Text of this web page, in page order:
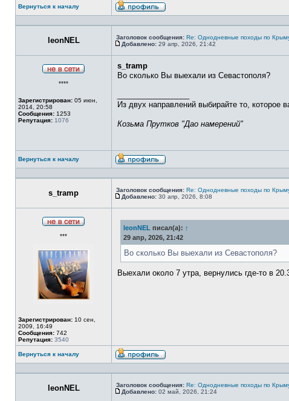
Вернуться к началу
Профиль
leonNEL Заголовок сообщения: Re: Однодневные походы по
Сообщение
Добавлено: 29 апр, 2026, 21:42
****
Зарегистрирован: 05 июн,
2014, 20:58
Сообщения: 1253
Репутация: 1076
s_tramp
Во сколько Вы выехали из Севастополя?
Из двух направлений выбирайте то, которое
Козьма Прутков "Дао намерений"
Вернуться к началу
Профиль
s_tramp Заголовок сообщения: Re: Однодневные походы по
Сообщение
Добавлено: 30 апр, 2026, 8:08
***
Зарегистрирован: 10 сен,
2009, 16:49
Сообщения: 742
Репутация: 3540
leonNEL писал(а): ↑
29 апр, 2026, 21:42
Во сколько Вы выехали из Севастополя?
Выехали около 7 утра, вернулись где-то в
Вернуться к началу
Профиль
leonNEL Заголовок сообщения: Re: Однодневные походы по
Сообщение
Добавлено: 02 май, 2026, 21:24